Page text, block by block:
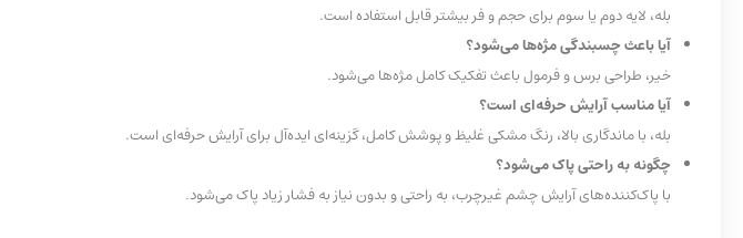
بله، لایه دوم یا سوم برای حجم و فر بیشتر قابل استفاده است.
آیا باعث چسبندگی مژه‌ها می‌شود؟
خیر، طراحی برس و فرمول باعث تفکیک کامل مژه‌ها می‌شود.
آیا مناسب آرایش حرفه‌ای است؟
بله، با ماندگاری بالا، رنگ مشکی غلیظ و پوشش کامل، گزینه‌ای ایده‌آل برای آرایش حرفه‌ای است.
چگونه به راحتی پاک می‌شود؟
با پاک‌کننده‌های آرایش چشم غیرچرب، به راحتی و بدون نیاز به فشار زیاد پاک می‌شود.